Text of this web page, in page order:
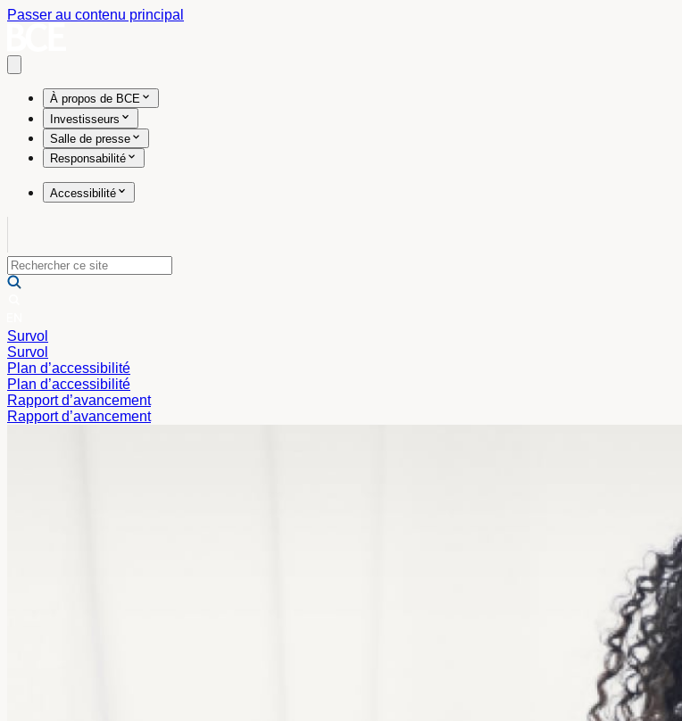
Passer au contenu principal
À propos de BCE
Investisseurs
Salle de presse
Responsabilité
Accessibilité
Survol
Survol
Plan d’accessibilité
Plan d’accessibilité
Rapport d’avancement
Rapport d’avancement